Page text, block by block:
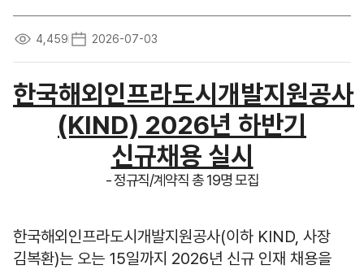
4,459 2026-07-03
한국해외인프라도시개발지원공사
(KIND) 2026년 하반기
신규채용 실시
- 정규직/계약직 총 19명 모집
한국해외인프라도시개발지원공사(이하 KIND, 사장
김복환)는 오는 15일까지 2026년 신규 인재 채용을